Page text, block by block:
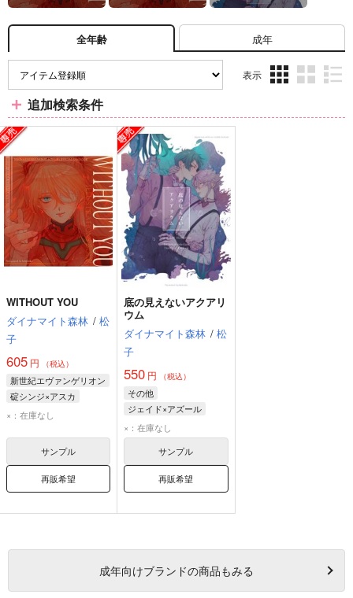
全年齢 成年
表示
ム
ム
ム
追加検索条件
WITHOUT YOU
ダイナマイト森林 / 松
子
605 円 （税込）
新世紀エヴァンゲリオン
碇シンジ×アスカ
碇シンジ
×：在庫なし
サンプル
再販希望
底の見えないアクアリ
ウム
ダイナマイト森林 / 松
子
550 円 （税込）
その他
ジェイド×アズール
ジェイド・リーチ
アズール・アーシェングロット
×：在庫なし
サンプル
再販希望
成年向けブランドの商品もみる